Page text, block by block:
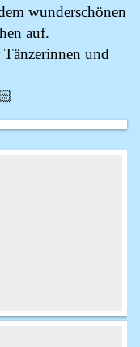
wunderschönen
auf.
und